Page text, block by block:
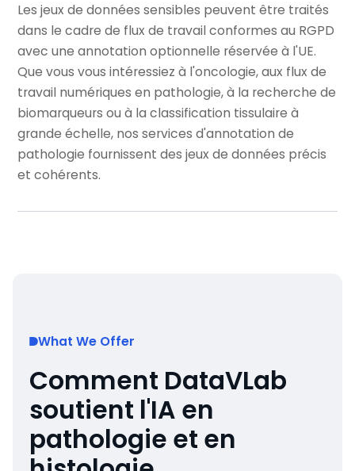
Les jeux de données sensibles peuvent être traités
dans le cadre de flux de travail conformes au RGPD
avec une annotation optionnelle réservée à l'UE.
Que vous vous intéressiez à l'oncologie, aux flux de
travail numériques en pathologie, à la recherche de
biomarqueurs ou à la classification tissulaire à
grande échelle, nos services d'annotation de
pathologie fournissent des jeux de données précis
et cohérents.
What We Offer
Comment DataVLab
soutient l'IA en
pathologie et en